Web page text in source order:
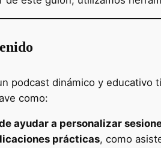
podcast dinámico y educativo
como:
ayudar a personalizar
prácticas, como